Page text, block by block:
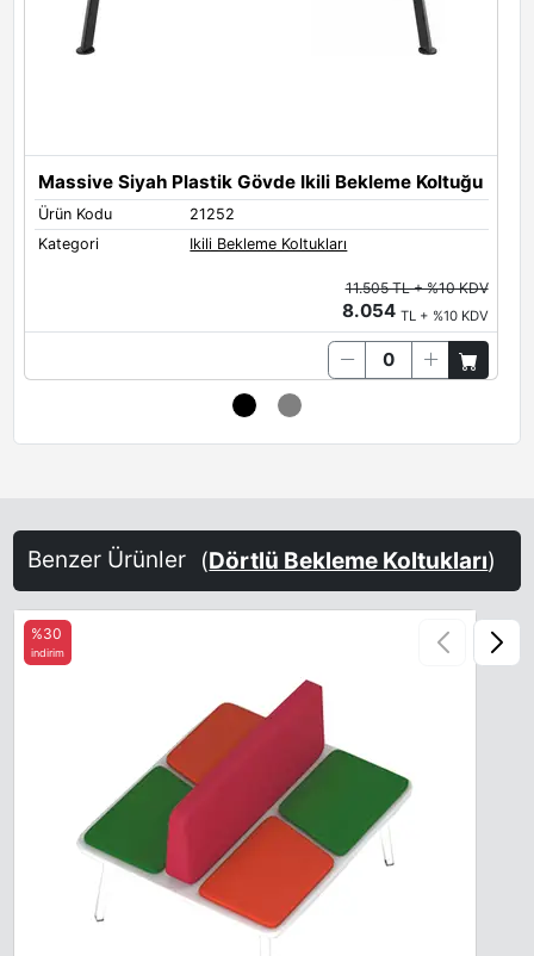
Massive Siyah Plastik Gövde Ikili Bekleme Koltuğu
Ürün Kodu
21252
Kategori
Ikili Bekleme Koltukları
11.505 TL + %10 KDV
8.054 TL + %10 KDV
Benzer Ürünler (Dörtlü Bekleme Koltukları)
%30
indirim